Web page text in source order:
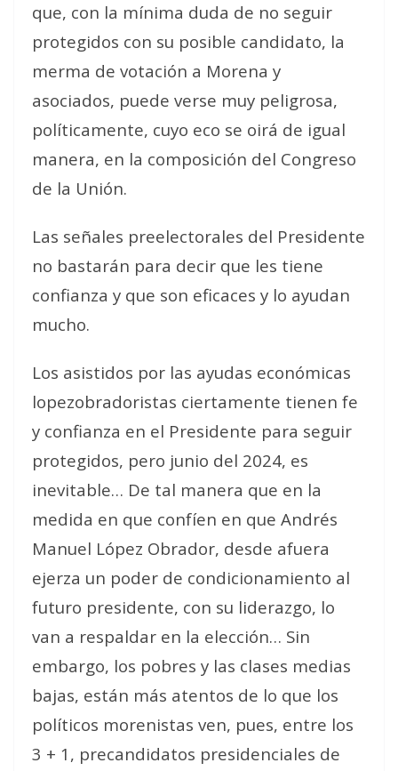
que, con la mínima duda de no seguir
protegidos con su posible candidato, la
merma de votación a Morena y
asociados, puede verse muy peligrosa,
políticamente, cuyo eco se oirá de igual
manera, en la composición del Congreso
de la Unión.
Las señales preelectorales del Presidente
no bastarán para decir que les tiene
confianza y que son eficaces y lo ayudan
mucho.
Los asistidos por las ayudas económicas
lopezobradoristas ciertamente tienen fe
y confianza en el Presidente para seguir
protegidos, pero junio del 2024, es
inevitable… De tal manera que en la
medida en que confíen en que Andrés
Manuel López Obrador, desde afuera
ejerza un poder de condicionamiento al
futuro presidente, con su liderazgo, lo
van a respaldar en la elección… Sin
embargo, los pobres y las clases medias
bajas, están más atentos de lo que los
políticos morenistas ven, pues, entre los
3 + 1, precandidatos presidenciales de